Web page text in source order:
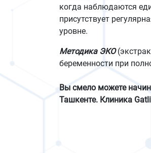
когда наблюдаются
присутствует
уровне.
Методика ЭКО
беременности при
Вы смело можете
Ташкенте. Клиника